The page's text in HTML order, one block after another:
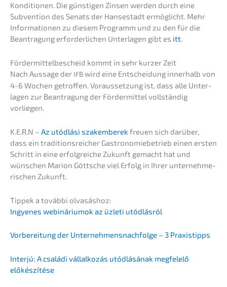
Kondi­tio­nen. Die günsti­gen Zinsen werden durch eine
Subven­ti­on des Senats der Hanse­stadt ermög­licht. Mehr
Infor­ma­tio­nen zu diesem Programm und zu den für die
Beantra­gung erfor­der­li­chen Unter­la­gen gibt es itt.
Förder­mit­tel­be­scheid kommt in sehr kurzer Zeit
Nach Aussa­ge der IFBwird eine Entschei­dung inner­halb von
4-6 Wochen getrof­fen. Voraus­set­zung ist, dass alle Unter­
la­gen zur Beantra­gung der Förder­mit­tel vollstän­dig
vorliegen.
K.E.R.N – Az utódlá­si szakem­be­rek freuen sich darüber,
dass ein tradi­ti­ons­rei­cher Gastro­no­mie­be­trieb einen ersten
Schritt in eine erfolg­rei­che Zukunft gemacht hat und
wünschen Marion Göttsche viel Erfolg in Ihrer unter­neh­me­
ri­schen Zukunft.
Tippek a továb­bi olvasáshoz:
Ingyenes webiná­ri­um­ok az üzleti utódlásról
Vorbe­rei­tung der Unternehmens­nachfolge – 3 Praxistipps
Inter­jú: A csalá­di vállal­ko­zás utódlá­sá­nak megfelelő
előkészítése